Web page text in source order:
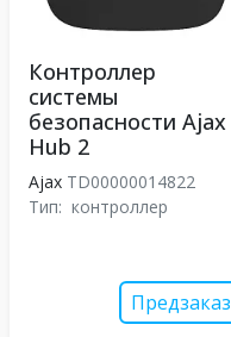
Контроллер
системы
безопасности Ajax
Hub 2
Ajax TD00000014822
Тип: контроллер
Предзаказ